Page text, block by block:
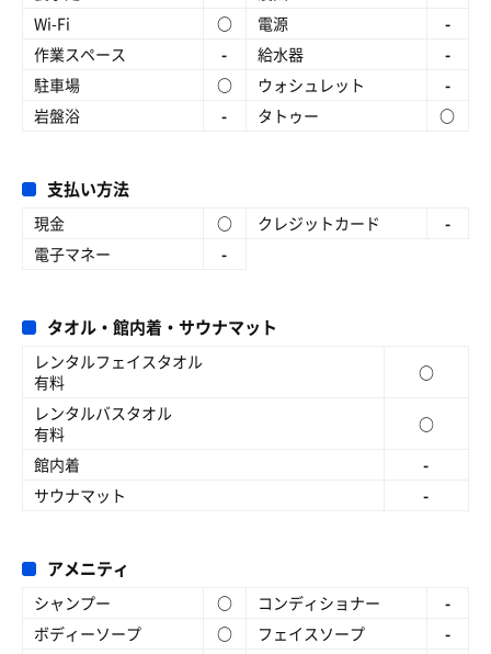
Wi-Fi
○ 電源
-
作業スペース
- 給水器
-
駐車場
○ ウォシュレット
-
岩盤浴
- タトゥー ○
支払い方法
現金 ○ クレジットカード
-
電子マネー
-
タオル・館内着・サウナマット
レンタルフェイスタオル
有料
○
レンタルバスタオル
有料
○
館内着
-
サウナマット
-
アメニティ
シャンプー ○ コンディショナー
-
ボディーソープ
○ フェイスソープ
-